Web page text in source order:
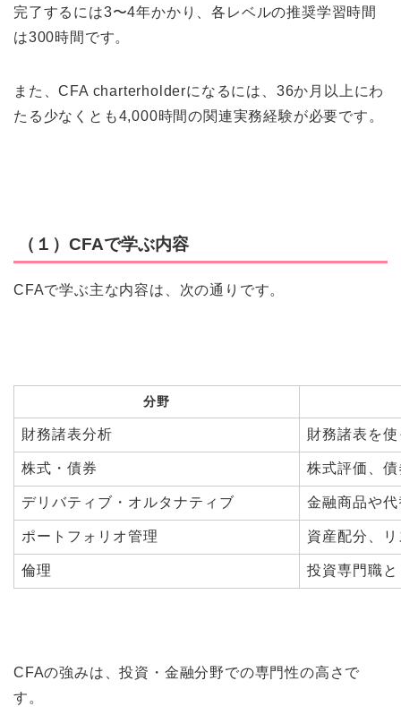
完了するには3〜4年かかり、各レベルの推奨学習時間
は300時間です。
また、CFA charterholderになるには、36か月以上にわ
たる少なくとも4,000時間の関連実務経験が必要です。
（１）CFAで学ぶ内容
CFAで学ぶ主な内容は、次の通りです。
分野
財務諸表分析 財務諸表を
株式・債券 株式評価、
デリバティブ・オルタナティブ 金融商品や
ポートフォリオ管理 資産配分、
倫理 投資専門職
CFAの強みは、投資・金融分野での専門性の高さで
す。